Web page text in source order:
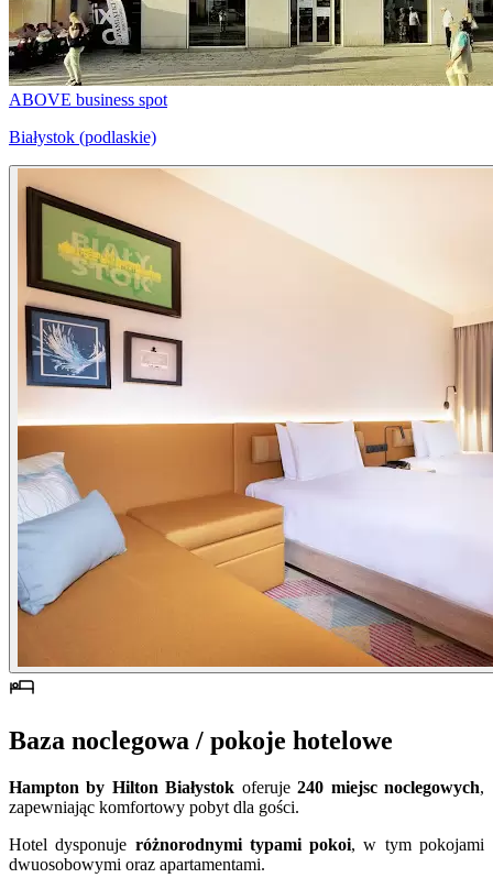
ABOVE business spot
Białystok (podlaskie)
Baza noclegowa / pokoje hotelowe
Hampton by Hilton Białystok oferuje240 miejsc noclegowych,
zapewniając komfortowy pobyt dla gości.
Hotel dysponuje różnorodnymi typami pokoi, w tym pokojami
dwuosobowymi oraz apartamentami.